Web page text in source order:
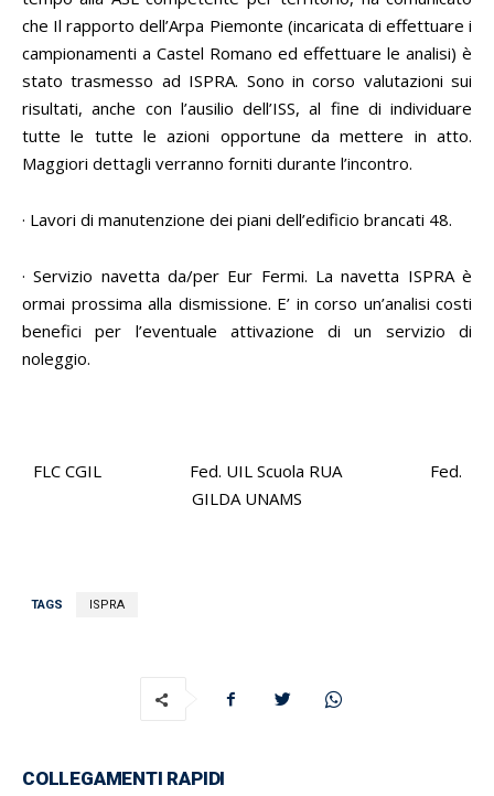
che Il rapporto dell’Arpa Piemonte (incaricata di effettuare i
campionamenti a Castel Romano ed effettuare le analisi) è
stato trasmesso ad ISPRA. Sono in corso valutazioni sui
risultati, anche con l’ausilio dell’ISS, al fine di individuare
tutte le tutte le azioni opportune da mettere in atto.
Maggiori dettagli verranno forniti durante l’incontro.
· Lavori di manutenzione dei piani dell’edificio brancati 48.
· Servizio navetta da/per Eur Fermi. La navetta ISPRA è
ormai prossima alla dismissione. E’ in corso un’analisi costi
benefici per l’eventuale attivazione di un servizio di
noleggio.
FLC CGIL Fed. UIL Scuola RUA Fed.
GILDA UNAMS
TAGS ISPRA
COLLEGAMENTI RAPIDI